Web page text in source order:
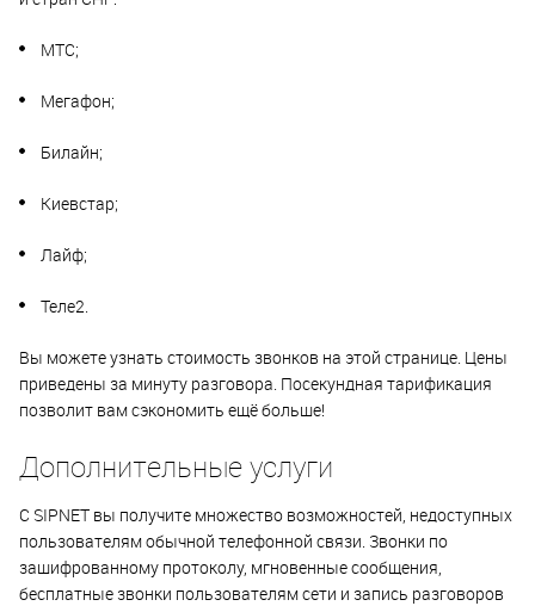
МТС;
Мегафон;
Билайн;
Киевстар;
Лайф;
Теле2.
Вы можете узнать стоимость звонков на этой странице. Цены
приведены за минуту разговора. Посекундная тарификация
позволит вам сэкономить ещё больше!
Дополнительные услуги
С SIPNET вы получите множество возможностей, недоступных
пользователям обычной телефонной связи. Звонки по
зашифрованному протоколу, мгновенные сообщения,
бесплатные звонки пользователям сети и запись разговоров